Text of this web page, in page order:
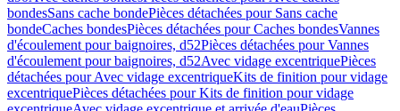
bondesSans cache bondePièces détachées pour Sans cache
bondeCaches bondesPièces détachées pour Caches bondesVannes
d'écoulement pour baignoires, d52Pièces détachées pour Vannes
d'écoulement pour baignoires, d52Avec vidage excentriquePièces
détachées pour Avec vidage excentriqueKits de finition pour vidage
excentriquePièces détachées pour Kits de finition pour vidage